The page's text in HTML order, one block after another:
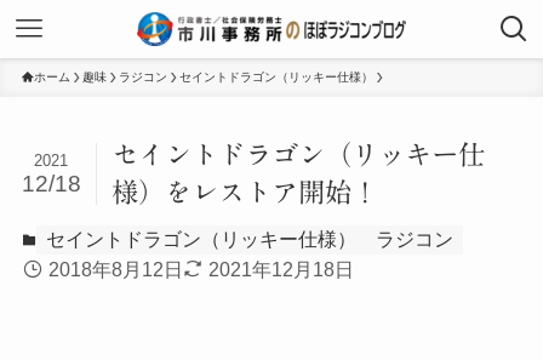
ホーム 趣味 ラジコン セイントドラゴン（リッキー仕様）
セイントドラゴン（リッキー仕
様）をレストア開始！
2021
12/18
セイントドラゴン（リッキー仕様）
ラジコン
2018年8月12日
2021年12月18日